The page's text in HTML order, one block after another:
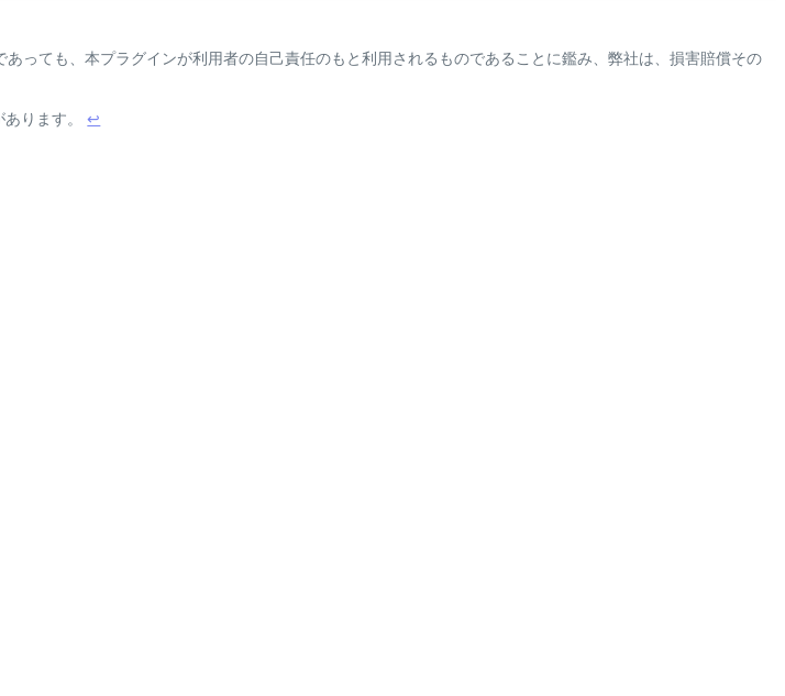
っても、本プラグインが利用者の自己責任のもと利用されるものであることに鑑み、弊社は、損害賠償その
あります。↩